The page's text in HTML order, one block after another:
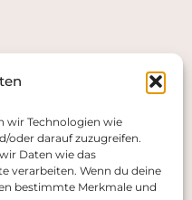
wir Technologien wie
oder darauf zuzugreifen.
Daten wie das
verarbeiten. Wenn du deine
bestimmte Merkmale und